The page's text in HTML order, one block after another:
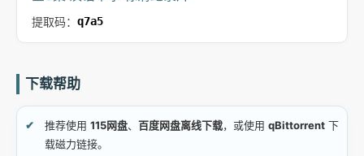
提取码： q7a5
下载帮助
推荐使用 115网盘、 百度网盘离线下载，或使用 qBittorrent 下
载磁力链接。